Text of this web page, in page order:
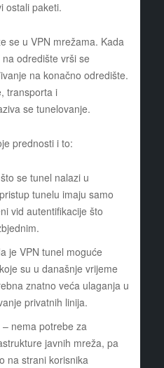
ostali paketi.
se u VPN mrežama. Kada
odredište vrši se
na konačno odredište.
transporta i
se tunelovanje.
prednosti i to:
se tunel nalazi u
tunelu imaju samo
vid autentifikacije što
je VPN tunel moguće
su u današnje vrijeme
znatno veća ulaganja u
privatnih linija.
nema potrebe za
javnih mreža, pa
na strani korisnika